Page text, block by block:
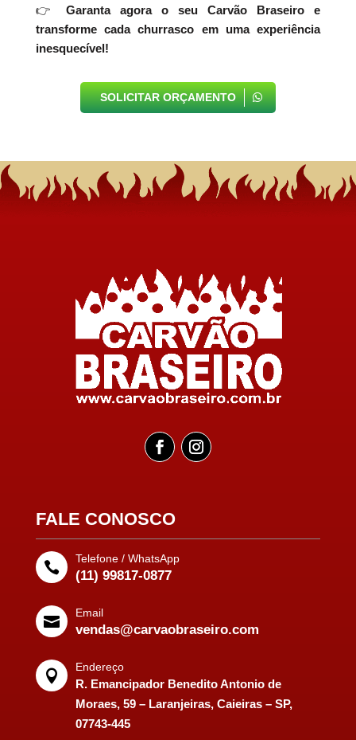
👉
Garanta agora o seu Carvão Braseiro e
transforme cada churrasco em uma experiência
inesquecível!
SOLICITAR ORÇAMENTO
FALE CONOSCO

Telefone / WhatsApp
(11) 99817-0877

Email
vendas@carvaobraseiro.com

Endereço
R. Emancipador Benedito Antonio de
Moraes, 59 – Laranjeiras, Caieiras – SP,
07743-445